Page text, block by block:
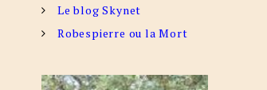
Le blog Skynet
Robespierre ou la Mort